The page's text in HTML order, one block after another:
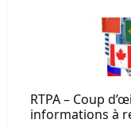
RTPA – Coup
informations à